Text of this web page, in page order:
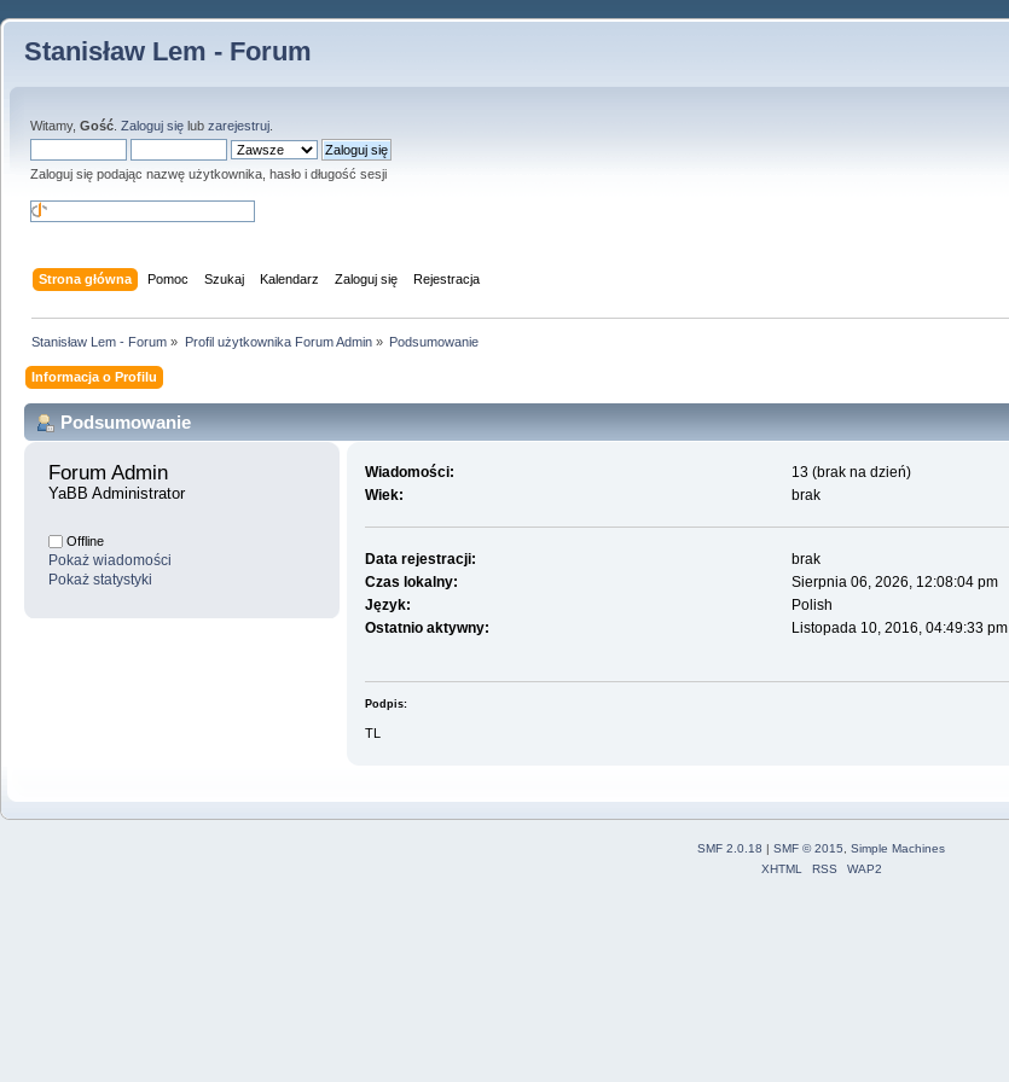
Stanisław Lem - Forum
Witamy, Gość Zaloguj się lub zarejestruj
Zaloguj się podając nazwę użytkownika, hasło i długość sesji
Strona główna Pomoc Szukaj Kalendarz Zaloguj się Rejestracja
Stanisław Lem - Forum » Profil użytkownika Forum Admin» Podsumowanie
Informacja o Profilu
Podsumowanie
Forum Admin
YaBB Administrator
Offline
Pokaż wiadomości
Pokaż statystyki
Wiadomości:
13 (brak na dzień)
Wiek:
brak
Data rejestracji:
brak
Czas lokalny:
Sierpnia 06, 2026, 12:08:04 pm
Język:
Polish
Ostatnio aktywny:
Listopada 10, 2016, 04:49:33 pm
Podpis:
TL
SMF 2.0.18 | SMF © 2015
Simple Machines
XHTML
RSS WAP2